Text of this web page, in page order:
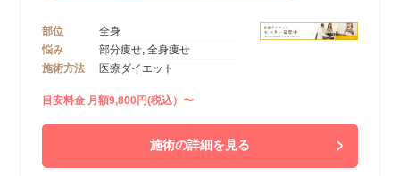
部位
全身
悩み
部分痩せ, 全身痩せ
施術方法
医療ダイエット
目安料金 月額9,800円(税込）〜
施術の詳細を見る